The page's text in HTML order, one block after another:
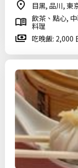
目黑, 品川, 東
飲茶、點心,
料理
吃晚飯: 2,000